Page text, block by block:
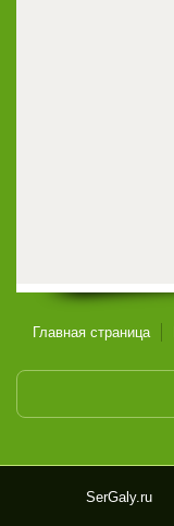
Главная страница
SerGaly.ru